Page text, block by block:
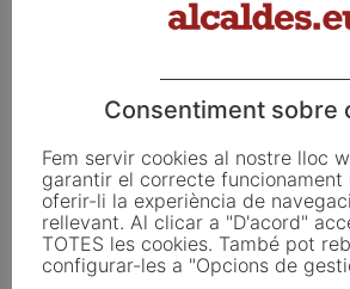
tres piscines d’estiu i els jocs
abril 18, 2024Consentiment sobre
Fem servir cookies al nostre lloc
garantir el correcte funcionament
oferir-li la experiència de
rellevant. Al clicar a "D'acord"
TOTES les cookies. També pot
configurar-les a "Opcions de